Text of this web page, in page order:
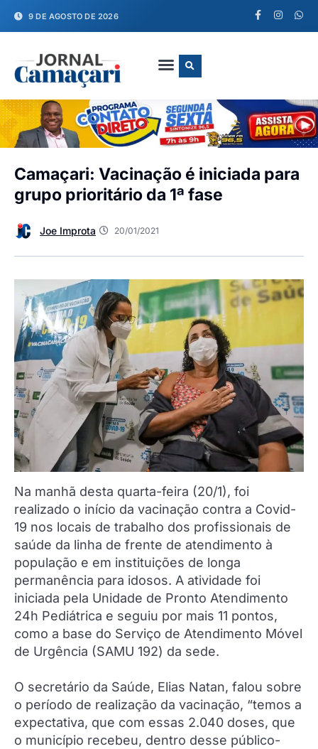
9 DE AGOSTO DE 2026
Camaçari: Vacinação é iniciada para
grupo prioritário da 1ª fase
Joe Improta 20/01/2021
Na manhã desta quarta-feira (20/1), foi
realizado o início da vacinação contra a Covid-
19 nos locais de trabalho dos profissionais de
saúde da linha de frente de atendimento à
população e em instituições de longa
permanência para idosos. A atividade foi
iniciada pela Unidade de Pronto Atendimento
24h Pediátrica e seguiu por mais 11 pontos,
como a base do Serviço de Atendimento Móvel
de Urgência (SAMU 192) da sede.
O secretário da Saúde, Elias Natan, falou sobre
o período de realização da vacinação, “temos a
expectativa, que com essas 2.040 doses, que
o município recebeu, dentro desse público-